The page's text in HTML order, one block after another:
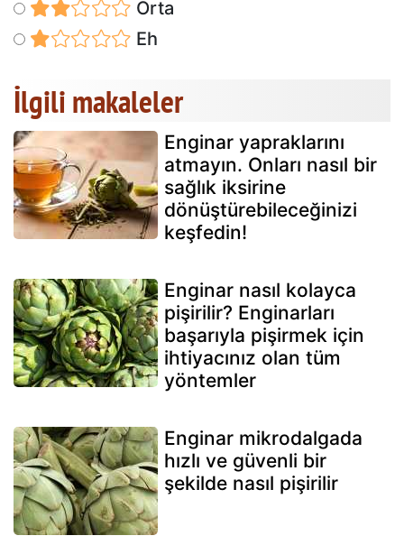
Orta
Eh
İlgili makaleler
Enginar yapraklarını
atmayın. Onları nasıl bir
sağlık iksirine
dönüştürebileceğinizi
keşfedin!
Enginar nasıl kolayca
pişirilir? Enginarları
başarıyla pişirmek için
ihtiyacınız olan tüm
yöntemler
Enginar mikrodalgada
hızlı ve güvenli bir
şekilde nasıl pişirilir